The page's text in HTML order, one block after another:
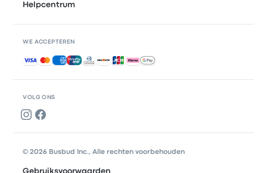
VOLG ONS
Helpcentrum
WE ACCEPTEREN
Geaccepteerde betalingen
© 2026 Busbud Inc., Alle rechten voorbehouden
Gebruiksvoorwaarden